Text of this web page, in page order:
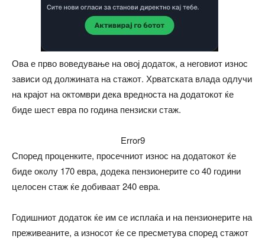
Ова е прво воведување на овој додаток, а неговиот износ
зависи од должината на стажот. Хрватската влада одлучи
на крајот на октомври дека вредноста на додатокот ќе
биде шест евра по година пензиски стаж.
Error9
Според проценките, просечниот износ на додатокот ќе
биде околу 170 евра, додека пензионерите со 40 години
целосен стаж ќе добиваат 240 евра.
Годишниот додаток ќе им се исплаќа и на пензионерите на
преживеаните, а износот ќе се пресметува според стажот